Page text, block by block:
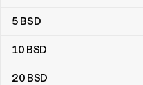
5 BSD
10 BSD
20 BSD